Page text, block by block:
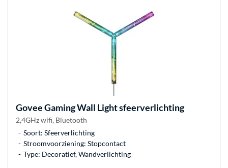
GoveeGaming Wall Light sfeerverlichting
2,4GHz wifi, Bluetooth
Soort: Sfeerverlichting
Stroomvoorziening: Stopcontact
Type: Decoratief, Wandverlichting